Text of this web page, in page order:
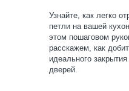
Узнайте, как легко
петли на вашей
этом пошаговом
расскажем, как
идеального
дверей.